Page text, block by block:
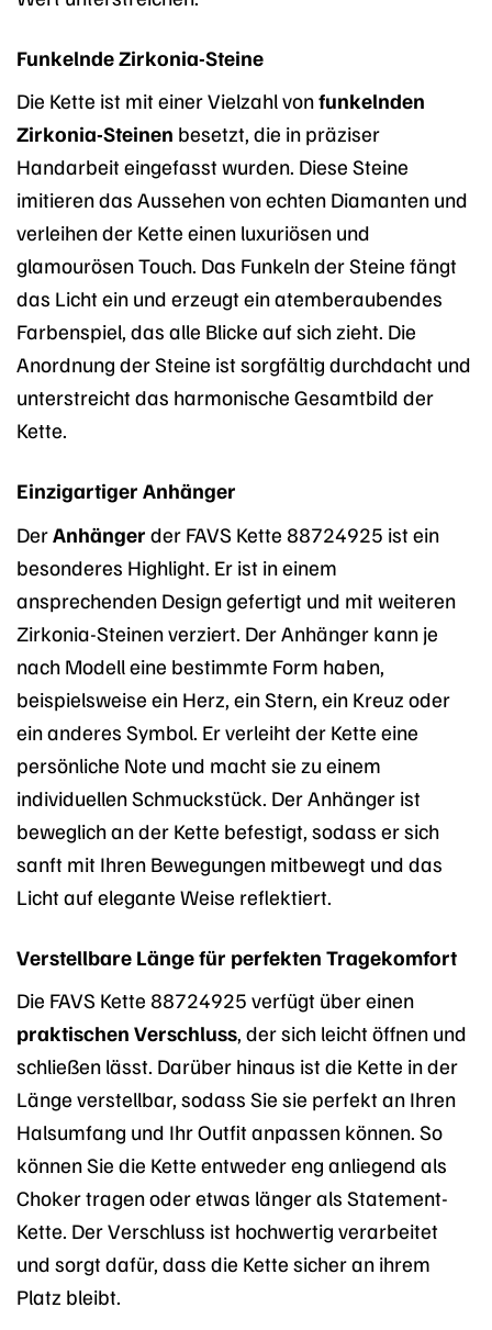
Funkelnde Zirkonia-Steine
Die Kette ist mit einer Vielzahl vonfunkelnden
Zirkonia-Steinen besetzt, die in präziser
Handarbeit eingefasst wurden. Diese Steine
imitieren das Aussehen von echten Diamanten und
verleihen der Kette einen luxuriösen und
glamourösen Touch. Das Funkeln der Steine fängt
das Licht ein und erzeugt ein atemberaubendes
Farbenspiel, das alle Blicke auf sich zieht. Die
Anordnung der Steine ist sorgfältig durchdacht und
unterstreicht das harmonische Gesamtbild der
Kette.
Einzigartiger Anhänger
DerAnhänger der FAVS Kette 88724925 ist ein
besonderes Highlight. Er ist in einem
ansprechenden Design gefertigt und mit weiteren
Zirkonia-Steinen verziert. Der Anhänger kann je
nach Modell eine bestimmte Form haben,
beispielsweise ein Herz, ein Stern, ein Kreuz oder
ein anderes Symbol. Er verleiht der Kette eine
persönliche Note und macht sie zu einem
individuellen Schmuckstück. Der Anhänger ist
beweglich an der Kette befestigt, sodass er sich
sanft mit Ihren Bewegungen mitbewegt und das
Licht auf elegante Weise reflektiert.
Verstellbare Länge für perfekten Tragekomfort
Die FAVS Kette 88724925 verfügt über einen
praktischen Verschluss, der sich leicht öffnen und
schließen lässt. Darüber hinaus ist die Kette in der
Länge verstellbar, sodass Sie sie perfekt an Ihren
Halsumfang und Ihr Outfit anpassen können. So
können Sie die Kette entweder eng anliegend als
Choker tragen oder etwas länger als Statement-
Kette. Der Verschluss ist hochwertig verarbeitet
und sorgt dafür, dass die Kette sicher an ihrem
Platz bleibt.